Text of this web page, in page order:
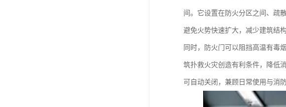
间。它设置在防火分区之间、疏
避免火势快速扩大，减少建筑结
同时，防火门可以阻挡高温有毒
筑扑救火灾创造有利条件，降低
可自动关闭，兼顾日常使用与消